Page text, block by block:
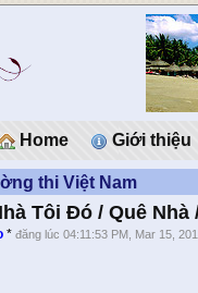
Home Giới thiệu
thi Việt Nam
Tôi Đó / Quê
*đăng lúc 04:11:53 PM, Mar 15,